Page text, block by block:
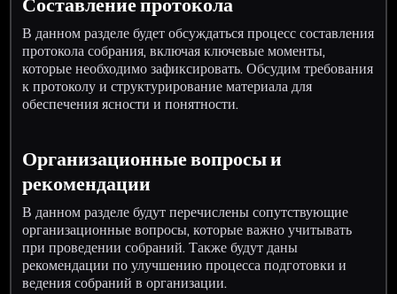
В данном разделе будет обсуждаться процесс составления
протокола собрания, включая ключевые моменты,
которые необходимо зафиксировать. Обсудим требования
к протоколу и структурирование материала для
обеспечения ясности и понятности.
Организационные вопросы и
рекомендации
В данном разделе будут перечислены сопутствующие
организационные вопросы, которые важно учитывать
при проведении собраний. Также будут даны
рекомендации по улучшению процесса подготовки и
ведения собраний в организации.